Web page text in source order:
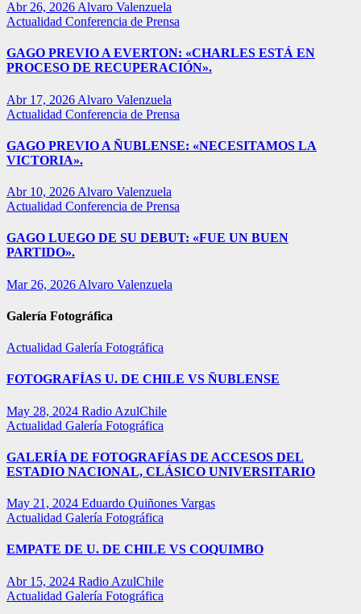
Abr 26, 2026 Alvaro Valenzuela
Actualidad Conferencia de Prensa
GAGO PREVIO A EVERTON: «CHARLES ESTÁ EN
PROCESO DE RECUPERACIÓN».
Abr 17, 2026 Alvaro Valenzuela
Actualidad Conferencia de Prensa
GAGO PREVIO A ÑUBLENSE: «NECESITAMOS LA
VICTORIA».
Abr 10, 2026 Alvaro Valenzuela
Actualidad Conferencia de Prensa
GAGO LUEGO DE SU DEBUT: «FUE UN BUEN
PARTIDO».
Mar 26, 2026 Alvaro Valenzuela
Galería Fotográfica
Actualidad Galería Fotográfica
FOTOGRAFÍAS U. DE CHILE VS ÑUBLENSE
May 28, 2024 Radio AzulChile
Actualidad Galería Fotográfica
GALERÍA DE FOTOGRAFÍAS DE ACCESOS DEL
ESTADIO NACIONAL, CLÁSICO UNIVERSITARIO
May 21, 2024 Eduardo Quiñones Vargas
Actualidad Galería Fotográfica
EMPATE DE U. DE CHILE VS COQUIMBO
Abr 15, 2024 Radio AzulChile
Actualidad Galería Fotográfica